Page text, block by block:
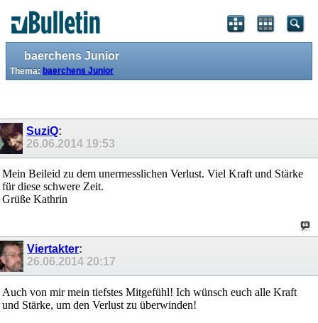
baerchens Junior
Thema: baerchens Junior
SuziQ:
26.06.2014 19:53
Mein Beileid zu dem unermesslichen Verlust. Viel Kraft und Stärke
für diese schwere Zeit.
Grüße Kathrin
Viertakter:
26.06.201420:17
Auch von mir mein tiefstes Mitgefühl! Ich wünsch euch alle Kraft
und Stärke, um den Verlust zu überwinden!